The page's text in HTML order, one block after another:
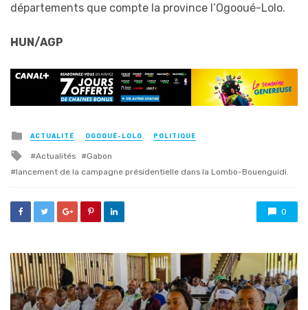
départements que compte la province l’Ogooué-Lolo.
HUN/AGP
Posted
in
ACTUALITÉ OGOOUÉ-LOLO POLITIQUE
Tagged
Actualités
Gabon
lancement de la campagne présidentielle dans la Lombo-Bouenguidi.
0